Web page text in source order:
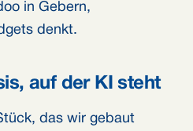
in Gebern,
denkt.
auf der KI steht
das wir gebaut